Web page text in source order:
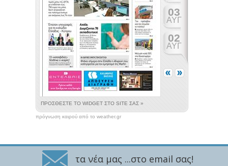
πρόγνωση καιρού από το weather.gr
τα νέα μας ...στο email σας!